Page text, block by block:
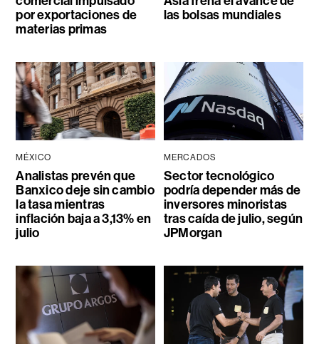
por exportaciones de
materias primas
las bolsas mundiales
MÉXICO
Analistas prevén que
Banxico deje sin cambio
la tasa mientras
inflación baja a 3,13% en
julio
MERCADOS
Sector tecnológico
podría depender más de
inversores minoristas
tras caída de julio, según
JPMorgan